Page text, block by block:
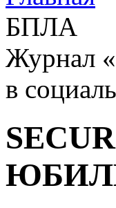
БПЛА
Журнал
в